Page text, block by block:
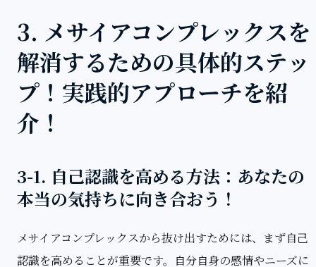
3. メサイアコンプレックスを
解消するための具体的ステッ
プ！実践的アプローチを紹
介！
3-1. 自己認識を高める方法：あなたの
本当の気持ちに向き合おう！
メサイアコンプレックスから抜け出すためには、まず自己
認識を高めることが重要です。自分自身の感情やニーズに